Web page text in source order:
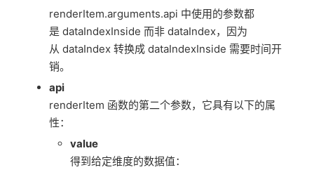
renderItem.arguments.api 中使用的参数都
是 dataIndexInside 而非 dataIndex，因为
从 dataIndex 转换成 dataIndexInside 需要时间开
销。
api
renderItem 函数的第二个参数，它具有以下的属
性：
value
得到给定维度的数据值：